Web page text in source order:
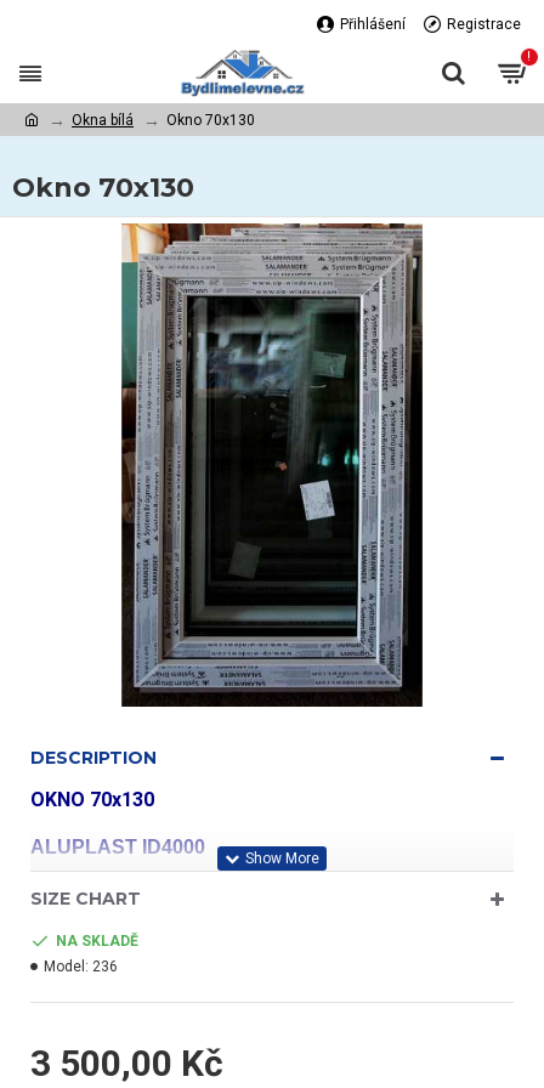
Přihlášení Registrace
!
Okna bílá Okno 70x130
Okno 70x130
DESCRIPTION
OKNO 70x130
ALUPLAST ID4000
profil třídy "A"
- jednokřídlé
SIZE CHART
NA SKLADĚ
Model: 236
3 500,00 Kč